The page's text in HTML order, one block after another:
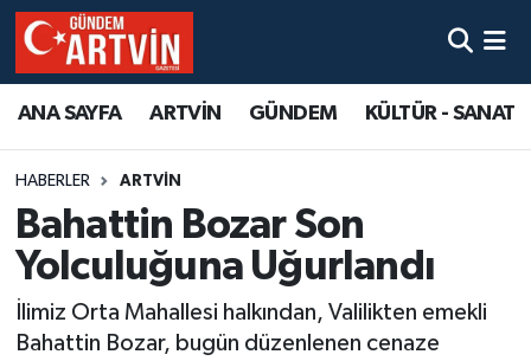
ANA SAYFA ARTVİN GÜNDEM KÜLTÜR - SANAT
HABERLER ARTVİN
Bahattin Bozar Son
Yolculuğuna Uğurlandı
İlimiz Orta Mahallesi halkından, Valilikten emekli
Bahattin Bozar, bugün düzenlenen cenaze